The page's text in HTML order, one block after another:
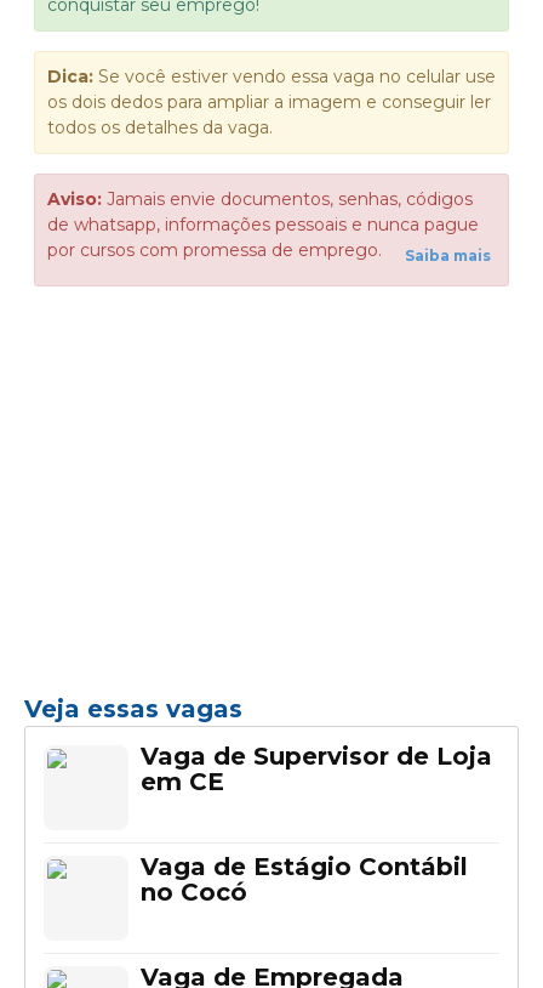
conquistar seu emprego!
Dica: Se você estiver vendo essa vaga no celular use
os dois dedos para ampliar a imagem e conseguir ler
todos os detalhes da vaga.
Aviso: Jamais envie documentos, senhas, códigos
de whatsapp, informações pessoais e nunca pague
por cursos com promessa de emprego.
Saiba mais
Veja essas vagas
Vaga de Supervisor de Loja
em CE
Vaga de Estágio Contábil
no Cocó
Vaga de Empregada